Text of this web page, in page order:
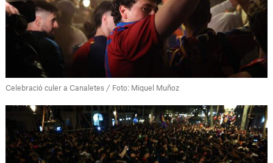
Celebració culer a Canaletes / Foto: Miquel Muñoz